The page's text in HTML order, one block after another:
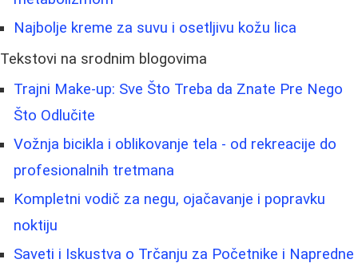
Najbolje kreme za suvu i osetljivu kožu lica
Tekstovi na srodnim blogovima
Trajni Make-up: Sve Što Treba da Znate Pre Nego
Što Odlučite
Vožnja bicikla i oblikovanje tela - od rekreacije do
profesionalnih tretmana
Kompletni vodič za negu, ojačavanje i popravku
noktiju
Saveti i Iskustva o Trčanju za Početnike i Napredne